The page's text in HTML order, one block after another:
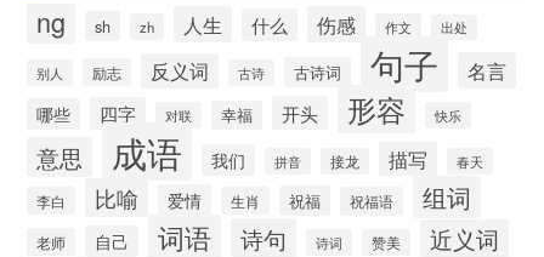
ng sh zh 人生 什么 伤感 作文 出处
别人 励志 反义词 古诗 古诗词 句子 名言
哪些 四字 对联 幸福 开头 形容 快乐
意思 成语 我们 拼音 接龙 描写 春天
李白 比喻 爱情 生肖 祝福 祝福语 组词
老师 自己 词语 诗句 诗词 赞美 近义词